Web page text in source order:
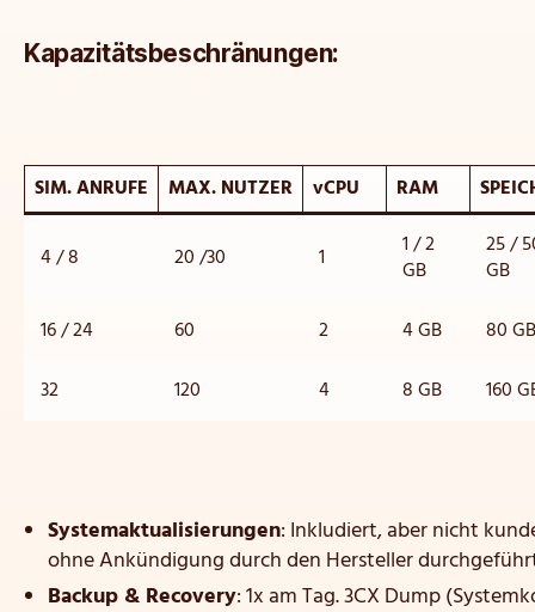
Kapazitätsbeschränungen:
SIM. ANRUFE MAX. NUTZER vCPU RAM
4 / 8 20 /30 1
1 / 2
GB
25 /
GB
16 / 24
60 2 4 GB
80 GB
32
120 4 8 GB 160
Systemaktualisierungen: Inkludiert, aber nicht
ohne Ankündigung durch den Hersteller
Backup & Recovery: 1x am Tag. 3CX Dump